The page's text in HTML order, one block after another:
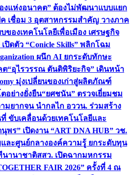
งแห่งอนาคต” ต้องไม่พัฒนาแบบแยก
ค เชื่อม 3 อุตสาหกรรมสำคัญ วางภาค
องเทคโนโลยีเพื่อเมือง เศรษฐกิจ
เปิดตัว “Conicle Skills” พลิกโฉม
ผนึก AI ยกระดับทักษะ
ต“อุไรวรรณ ตันติพิริยะกิจ” เดินหน้า
มุ่งเปลี่ยนของเก่าสู่ผลิตภัณฑ์
อย่างยั่งยืน“ยศชนัน” ตรวจเยี่ยมชม
ยากจน นำกลไก อววน. ร่วมสร้าง
ขับเคลื่อนด้วยเทคโนโลยีและ
นุพร” เปิดงาน “ART DNA HUB” วช.
ละศูนย์กลางองค์ความรู้ ยกระดับทุน
นานาชาติสสว. เปิดฉากมหกรรม
FAIR 2026” ครั้งที่ 4 ณ